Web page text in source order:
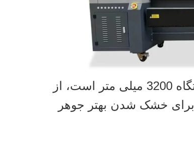
این مدل محصول SN-3200 است و فرمت چاپ این دستگاه 3200 میلی متر است، از
هد چاپ با دقت بالا استفاده شده و مجهز به لامپ UV برای خشک شدن بهتر جوهر